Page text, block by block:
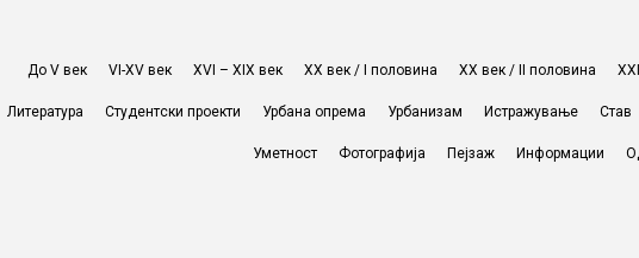
До V век VI-XV век XVI – XIX век ХХ век / I половина ХХ век / II половина
Литература Студентски проекти Урбана опрема Урбанизам Истражување Став
Уметност Фотографија Пејзаж Информации